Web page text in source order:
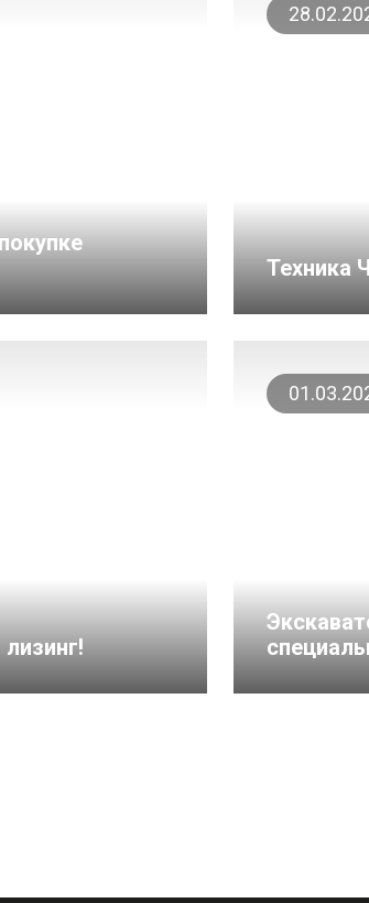
Техника